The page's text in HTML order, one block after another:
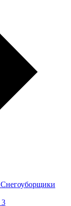
Снегоуборщики
3